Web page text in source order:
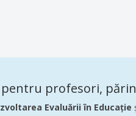
pentru profesori,
Evaluării în Educație